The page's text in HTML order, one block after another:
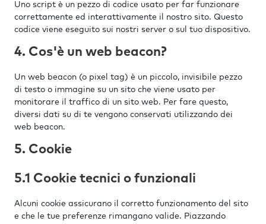
Uno script è un pezzo di codice usato per far funzionare
correttamente ed interattivamente il nostro sito. Questo
codice viene eseguito sui nostri server o sul tuo dispositivo.
4. Cos'è un web beacon?
Un web beacon (o pixel tag) è un piccolo, invisibile pezzo
di testo o immagine su un sito che viene usato per
monitorare il traffico di un sito web. Per fare questo,
diversi dati su di te vengono conservati utilizzando dei
web beacon.
5. Cookie
5.1 Cookie tecnici o funzionali
Alcuni cookie assicurano il corretto funzionamento del sito
e che le tue preferenze rimangano valide. Piazzando